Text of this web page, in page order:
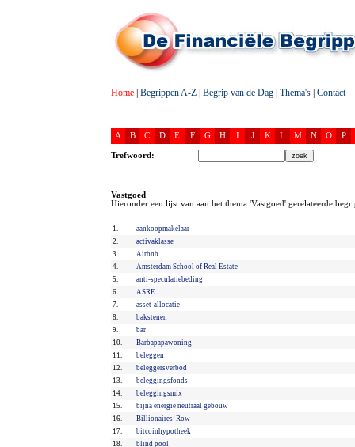
Home Begrippen A-Z Begrip van de Dag Thema's Contact
A B C D E F G H I J K L M N O P
Trefwoord:
Vastgoed
Hieronder een lijst van aan het thema 'Vastgoed' gerelateerde
1.
aankoopmakelaar
2.
activaklasse
3.
Airbnb
4.
Amsterdam School of Real Estate
5.
anti-speculatiebeding
6.
ASRE
7.
asset-allocatie
8.
bakstenen
9.
bar
10.
Barbapapawoning
11.
beleggen
12.
beleggersverbod
13.
beleggingsfonds
14.
beleggingsmix
15.
bijna energie neutraal gebouw
16.
Billionaires’ Row
17.
bitcoinhypotheek
18.
blind pool